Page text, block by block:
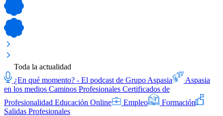
Toda la actualidad
¿En qué momento? - El podcast de Grupo Aspasia
Aspasia
en los medios Caminos Profesionales Certificados de
Profesionalidad Educación Online Empleo
Formación
Salidas Profesionales